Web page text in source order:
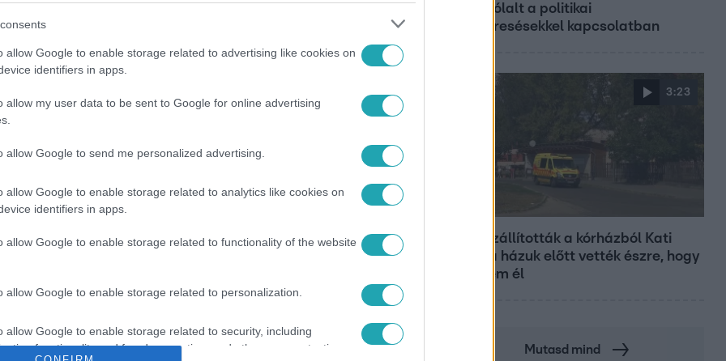
allow Google to enable storage related to advertising like cookies on
identifiers in apps.
allow my user data to be sent to Google for online advertising
allow Google to send me personalized advertising.
allow Google to enable storage related to analytics like cookies on
identifiers in apps.
allow Google to enable storage related to functionality of the website
allow Google to enable storage related to personalization.
allow Google to enable storage related to security, including
functionality and fraud prevention, and other user protection.
DAMIL SZABÓ LUDMILLA GANXSTA ZOLEE HERNÁDI JUDIT
megszólalt a politikai
megkeresésekkel kapcsolatban
3:23
Hazaszállították a kórházból Kati
nénit, a házuk előtt vették észre, hogy
már nem él
Mutasd mind